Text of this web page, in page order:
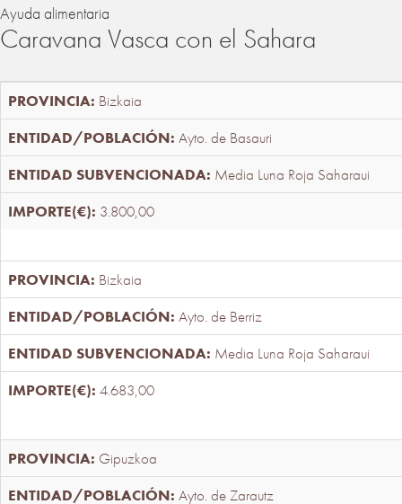
Ayuda alimentaria
Caravana Vasca con el Sahara
Bizkaia
Ayto. de Basauri
Media Luna Roja Saharaui
3.800,00
Bizkaia
Ayto. de Berriz
Media Luna Roja Saharaui
4.683,00
Gipuzkoa
Ayto. de Zarautz